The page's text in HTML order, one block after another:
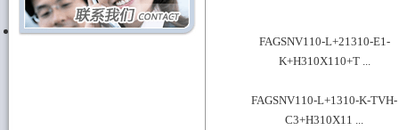
FAGSNV110-L+21310-E1-
K+H310X110+T ...
FAGSNV110-L+1310-K-TVH-
C3+H310X11 ...